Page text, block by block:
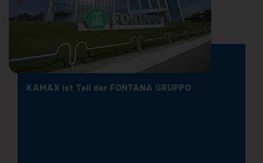
KAMAX ist Teil der FONTANA GRUPPO